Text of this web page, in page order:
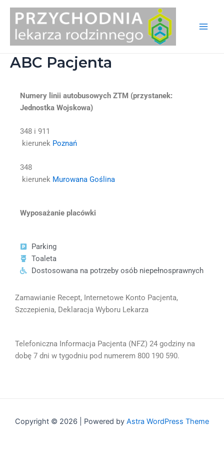
Skip
content
ABC Pacjenta
Numery linii autobusowych ZTM (przystanek:
Jednostka Wojskowa)
348 i 911
kierunek Poznań
348
kierunek Murowana Goślina
Wyposażanie placówki
Parking
Toaleta
Dostosowana na potrzeby osób niepełnosprawnych
Zamawianie Recept, Internetowe Konto Pacjenta,
Szczepienia, Deklaracja Wyboru Lekarza
Telefoniczna Informacja Pacjenta (NFZ) 24 godziny na
dobę 7 dni w tygodniu pod numerem 800 190 590.
Copyright © 2026 | Powered by Astra WordPress Theme